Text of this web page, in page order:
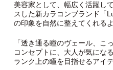
美容家として、幅広く活躍し
スした新カラコンブランド「
の印象を自然に整えてくれる
「透き通る瞳のヴェール、こ
コンセプトに、大人が気にな
ランク上の瞳を目指せるアイテ